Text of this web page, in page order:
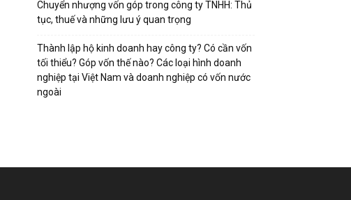
Chuyển nhượng vốn góp trong công ty TNHH: Thủ
tục, thuế và những lưu ý quan trọng
Thành lập hộ kinh doanh hay công ty? Có cần vốn
tối thiểu? Góp vốn thế nào? Các loại hình doanh
nghiệp tại Việt Nam và doanh nghiệp có vốn nước
ngoài